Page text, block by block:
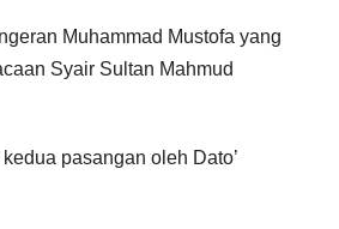
Muhammad Mustofa yang
Syair Sultan Mahmud
pasangan oleh Dato’